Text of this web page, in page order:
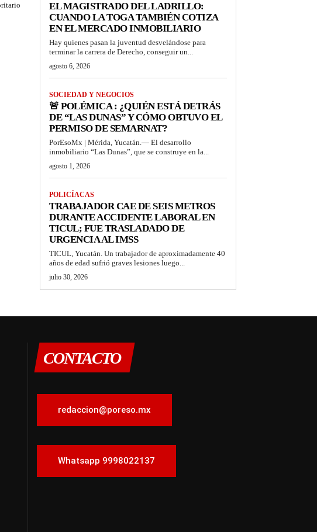
EL MAGISTRADO DEL LADRILLO:
CUANDO LA TOGA TAMBIÉN COTIZA
EN EL MERCADO INMOBILIARIO
Hay quienes pasan la juventud desvelándose para
terminar la carrera de Derecho, conseguir un...
agosto 6, 2026
SOCIEDAD Y NEGOCIOS
🚨 POLÉMICA : ¿QUIÉN ESTÁ DETRÁS
DE “LAS DUNAS” Y CÓMO OBTUVO EL
PERMISO DE SEMARNAT?
PorEsoMx | Mérida, Yucatán.— El desarrollo
inmobiliario “Las Dunas”, que se construye en la...
agosto 1, 2026
POLICÍACAS
TRABAJADOR CAE DE SEIS METROS
DURANTE ACCIDENTE LABORAL EN
TICUL; FUE TRASLADADO DE
URGENCIA AL IMSS
TICUL, Yucatán. Un trabajador de aproximadamente 40
años de edad sufrió graves lesiones luego...
julio 30, 2026
CONTACTO
redaccion@poreso.mx
Whatsapp 9998022137